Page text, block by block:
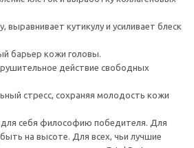
выравнивает кутикулу и усиливает блеск
барьер кожи головы.
действие свободных
стресс, сохраняя молодость кожи
себя философию победителя. Для
на высоте. Для всех, чьи лучшие